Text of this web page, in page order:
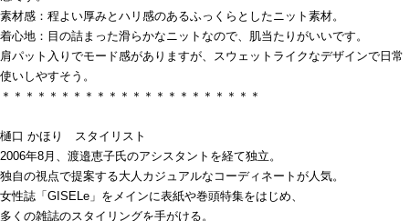
素材感：程よい厚みとハリ感のあるふっくらとしたニット素材。
着心地：目の詰まった滑らかなニットなので、肌当たりがいいです。
肩パット入りでモード感がありますが、スウェットライクなデザインで日常
使いしやすそう。
＊＊＊＊＊＊＊＊＊＊＊＊＊＊＊＊＊＊＊＊＊＊
樋口 かほり スタイリスト
2006年8月、渡邉恵子氏のアシスタントを経て独立。
独自の視点で提案する大人カジュアルなコーディネートが人気。
女性誌「GISELe」をメインに表紙や巻頭特集をはじめ、
多くの雑誌のスタイリングを手がける。